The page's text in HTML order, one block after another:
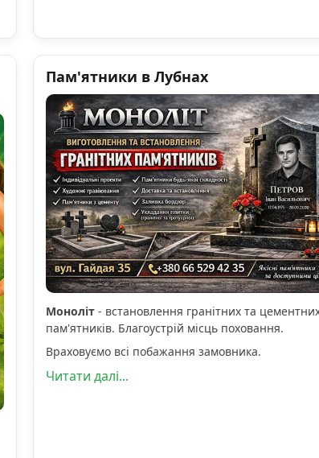
Пам'ятники в Лубнах
Моноліт- встановлення гранітних та
пам'ятників. Благоустрій місць поховання.
Враховуємо всі побажання замовника.
Читати далі...